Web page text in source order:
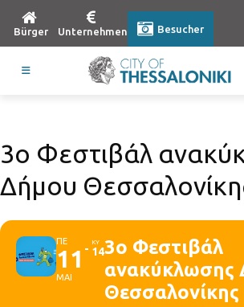
Bürger Unternehmen Besucher
3o Φεστιβάλ
Δήμου
ΠΕ
11
ΜΑΙ
ΚΥ
143o Φεστιβάλ
ανακύκλωσης
Θεσσαλονίκης